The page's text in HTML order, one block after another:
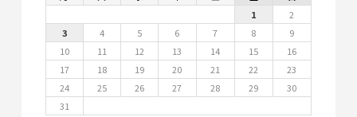
1
2
3
4 5 6 7 8
9
10
11 12 13 14 15
16
17
18 19 20 21 22
23
24
25 26 27 28 29
30
31